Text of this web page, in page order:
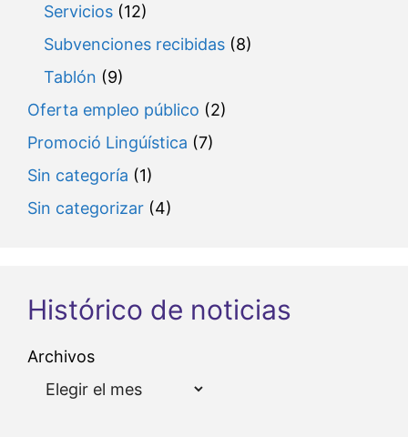
Servicios (12)
Subvenciones recibidas (8)
Tablón (9)
Oferta empleo público (2)
Promoció Lingúística (7)
Sin categoría (1)
Sin categorizar (4)
Histórico de noticias
Archivos